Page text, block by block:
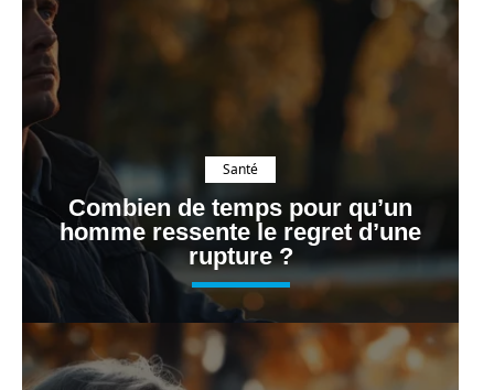
Santé
Combien de temps pour qu’un
homme ressente le regret d’une
rupture ?